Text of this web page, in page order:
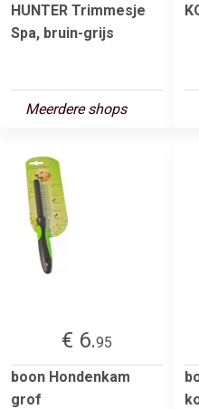
HUNTER Trimmesje
Spa, bruin-grijs
Meerdere shops
€ 6.95
boon Hondenkam
grof